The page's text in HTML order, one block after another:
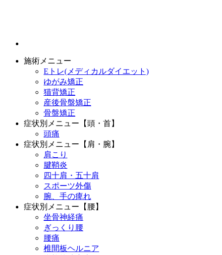
施術メニュー
Eトレ(メディカルダイエット)
ゆがみ矯正
猫背矯正
産後骨盤矯正
骨盤矯正
症状別メニュー【頭・首】
頭痛
症状別メニュー【肩・腕】
肩こり
腱鞘炎
四十肩・五十肩
スポーツ外傷
腕、手の痺れ
症状別メニュー【腰】
坐骨神経痛
ぎっくり腰
腰痛
椎間板ヘルニア